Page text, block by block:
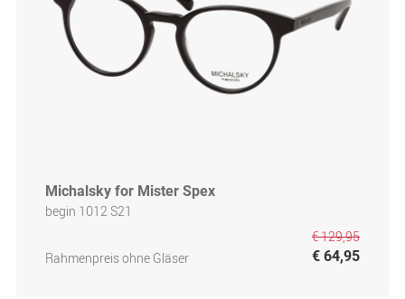
Michalsky for Mister Spex
begin 1012 S21
Rahmenpreis ohne Gläser
€ 129,95
€ 64,95